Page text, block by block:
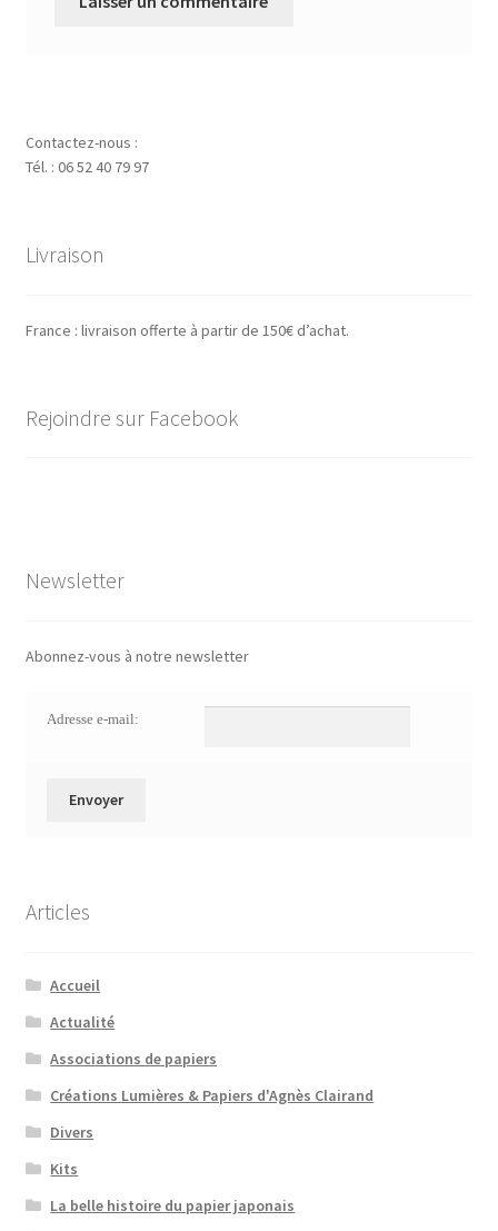
Contactez-nous :
Tél. : 06 52 40 79 97
Livraison
France : livraison offerte à partir de 150€ d’achat.
Rejoindre sur Facebook
Newsletter
Abonnez-vous à notre newsletter
Adresse e-mail:
Articles
Accueil
Actualité
Associations de papiers
Créations Lumières & Papiers d'Agnès Clairand
Divers
Kits
La belle histoire du papier japonais